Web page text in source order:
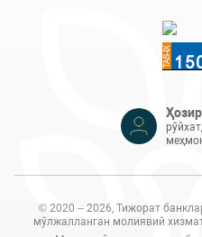
© 2020 – 2026, Тижорат
мўлжалланган молиявий